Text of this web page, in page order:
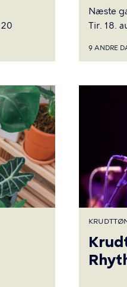
Næste
Tir. 18.
9 ANDRE